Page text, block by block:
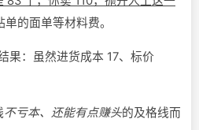
的面单等材料费。
果：虽然进货成本 17、标价
不亏本、还能有点赚头的及格线而